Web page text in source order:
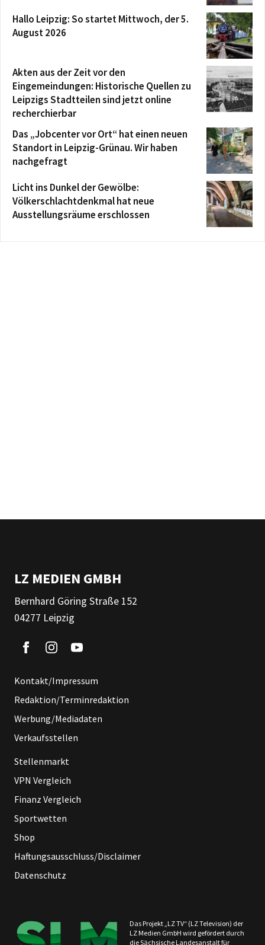
Hallo Leipzig: So startet Mittwoch, der 5.
August 2026
Akten aus der Zeit vor den
Eingemeindungen: Historische Quellen zu
Leipzigs Stadtteilen sind jetzt online
recherchierbar
Das „Jobcenter vor Ort“ hat einen neuen
Standort in Leipzig-Grünau. Wir haben
nachgefragt
Licht ins Dunkel der Gewölbe:
Völkerschlachtdenkmal hat neue
Ausstellungsräume erschlossen
LZ MEDIEN GMBH
Bernhard Göring Straße 152
04277 Leipzig
Kontakt/Impressum
Redaktion/Terminredaktion
Werbung/Mediadaten
Verkaufsstellen
Stellenmarkt
VPN Vergleich
Finanz Vergleich
Sportwetten
Shop
Haftungsausschluss/Disclaimer
Datenschutz
Das Projekt „LZ TV“ (LZ Television) der
LZ Medien GmbH wird gefördert durch
die Sächsische Landesanstalt für